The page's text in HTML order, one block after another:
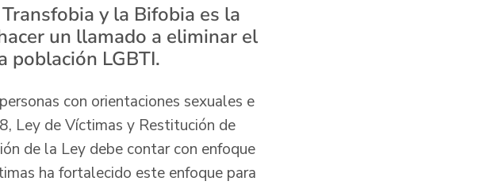
y la Bifobia es la
un llamado a eliminar el
población LGBTI.
con orientaciones sexuales e
Ley de Víctimas y Restitución de
de la Ley debe contar con enfoque
ha fortalecido este enfoque para